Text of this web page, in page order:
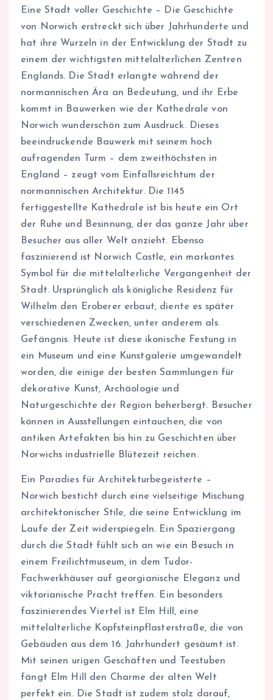
Eine Stadt voller Geschichte – Die Geschichte
von Norwich erstreckt sich über Jahrhunderte und
hat ihre Wurzeln in der Entwicklung der Stadt zu
einem der wichtigsten mittelalterlichen Zentren
Englands. Die Stadt erlangte während der
normannischen Ära an Bedeutung, und ihr Erbe
kommt in Bauwerken wie der Kathedrale von
Norwich wunderschön zum Ausdruck. Dieses
beeindruckende Bauwerk mit seinem hoch
aufragenden Turm – dem zweithöchsten in
England – zeugt vom Einfallsreichtum der
normannischen Architektur. Die 1145
fertiggestellte Kathedrale ist bis heute ein Ort
der Ruhe und Besinnung, der das ganze Jahr über
Besucher aus aller Welt anzieht. Ebenso
faszinierend ist Norwich Castle, ein markantes
Symbol für die mittelalterliche Vergangenheit der
Stadt. Ursprünglich als königliche Residenz für
Wilhelm den Eroberer erbaut, diente es später
verschiedenen Zwecken, unter anderem als
Gefängnis. Heute ist diese ikonische Festung in
ein Museum und eine Kunstgalerie umgewandelt
worden, die einige der besten Sammlungen für
dekorative Kunst, Archäologie und
Naturgeschichte der Region beherbergt. Besucher
können in Ausstellungen eintauchen, die von
antiken Artefakten bis hin zu Geschichten über
Norwichs industrielle Blütezeit reichen.
Ein Paradies für Architekturbegeisterte –
Norwich besticht durch eine vielseitige Mischung
architektonischer Stile, die seine Entwicklung im
Laufe der Zeit widerspiegeln. Ein Spaziergang
durch die Stadt fühlt sich an wie ein Besuch in
einem Freilichtmuseum, in dem Tudor-
Fachwerkhäuser auf georgianische Eleganz und
viktorianische Pracht treffen. Ein besonders
faszinierendes Viertel ist Elm Hill, eine
mittelalterliche Kopfsteinpflasterstraße, die von
Gebäuden aus dem 16. Jahrhundert gesäumt ist.
Mit seinen urigen Geschäften und Teestuben
fängt Elm Hill den Charme der alten Welt
perfekt ein. Die Stadt ist zudem stolz darauf,